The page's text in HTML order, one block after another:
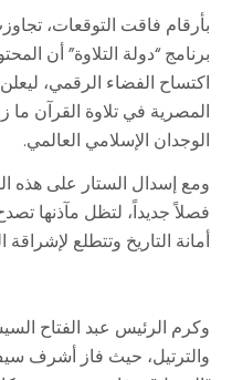
برنامج “دولة التلاوة” أن
اكتساح الفضاء الرقمي، ليعلن
المصرية في تلاوة القرآن
الوجدان الإسلامي العالمي.
ومع إسدال الستار على هذه
فصلاً جديداً، لتظل مآذنها
أمانة التاريخ وتتطلع لإشراقة
وكرم الرئيس عبد الفتاح
والترتيل، حيث فاز أشرف سيف